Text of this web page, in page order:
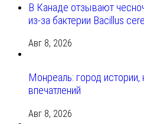
В Канаде отзывают
из-за бактерии Bacillus
Авг 8, 2026
Монреаль: город
впечатлений
Авг 8, 2026